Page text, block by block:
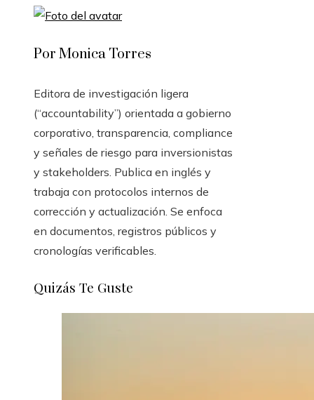
Por Monica Torres
Editora de investigación ligera
(“accountability”) orientada a gobierno
corporativo, transparencia, compliance
y señales de riesgo para inversionistas
y stakeholders. Publica en inglés y
trabaja con protocolos internos de
corrección y actualización. Se enfoca
en documentos, registros públicos y
cronologías verificables.
Quizás Te Guste